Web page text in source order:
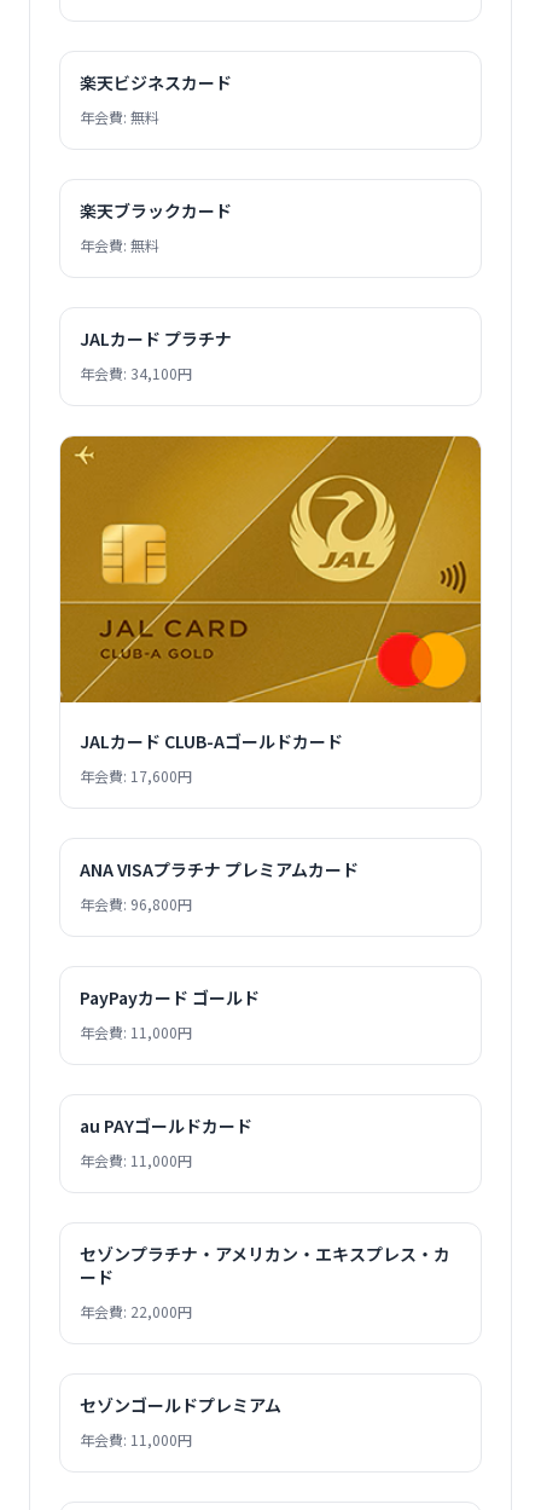
楽天ビジネスカード
年会費: 無料
楽天ブラックカード
年会費: 無料
JALカード プラチナ
年会費: 34,100円
JALカード CLUB-Aゴールドカード
年会費: 17,600円
ANA VISAプラチナ プレミアムカード
年会費: 96,800円
PayPayカード ゴールド
年会費: 11,000円
au PAYゴールドカード
年会費: 11,000円
セゾンプラチナ・アメリカン・エキスプレス・カ
ード
年会費: 22,000円
セゾンゴールドプレミアム
年会費: 11,000円